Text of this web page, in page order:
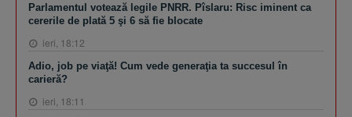
Parlamentul votează legile PNRR. Pîslaru: Risc iminent ca
cererile de plată 5 şi 6 să fie blocate
ieri, 18:12
Adio, job pe viaţă! Cum vede generaţia ta succesul în
carieră?
ieri, 18:11